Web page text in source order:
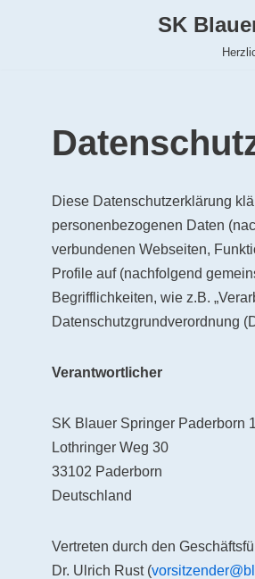
SK
Diese Datenschutzerklärung
personenbezogenen Daten
verbundenen Webseiten,
Profile auf (nachfolgend
Begrifflichkeiten, wie z.B.
Datenschutzgrundverordnung
Verantwortlicher
SK Blauer Springer Paderborn
Lothringer Weg 30
33102 Paderborn
Deutschland
Vertreten durch den
Dr. Ulrich Rust (